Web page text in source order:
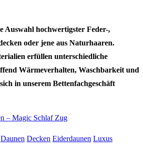
Auswahl hochwertigster Feder-,
oder jene aus Naturhaaren.
erfüllen unterschiedliche
Wärmeverhalten, Waschbarkeit und
in unserem Bettenfachgeschäft
– Magic Schlaf Zug
Daunen Decken Eiderdaunen Luxus